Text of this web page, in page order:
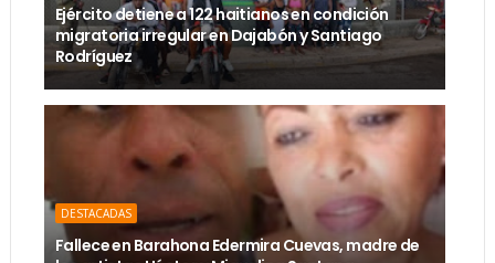
Ejército detiene a 122 haitianos en condición
migratoria irregular en Dajabón y Santiago
Rodríguez
DESTACADAS
Fallece en Barahona Edermira Cuevas, madre de